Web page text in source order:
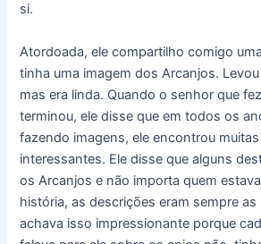
si.
Atordoada, ele compartilho comigo
tinha uma imagem dos Arcanjos.
mas era linda. Quando o senhor que
terminou, ele disse que em todos os
fazendo imagens, ele encontrou
interessantes. Ele disse que alguns
os Arcanjos e não importa quem
história, as descrições eram sempre
achava isso impressionante porque